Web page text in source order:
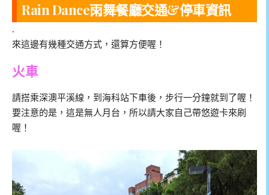
Rain Dance雨舞餐廳交通&停車資訊
.
來這邊有幾種交通方式，還算方便喔！
火車
請搭乘深澳平溪線，到海科站下車後，步行一分鐘就到了喔！
要注意的是，這是無人月台，所以請大家自己帶悠遊卡來刷
喔！